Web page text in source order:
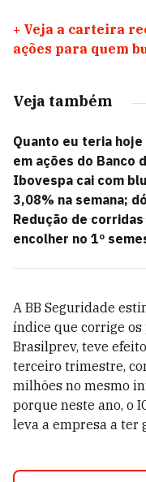
+ Veja a carteira
ações para quem
Veja também
Quanto eu teria
em ações do Banco
Ibovespa cai com
3,08% na semana;
Redução de
encolher no 1º
A BB Seguridade
índice que corrige
Brasilprev, teve
terceiro trimestre,
milhões no mesmo
porque neste ano, o
leva a empresa a ter